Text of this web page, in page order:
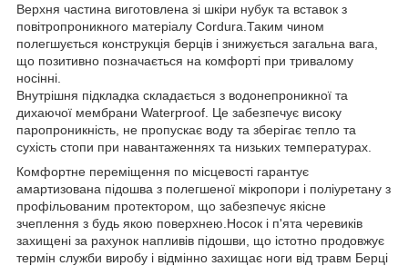
Верхня частина виготовлена зі шкіри нубук та вставок з
повітропроникного матеріалу Cordura.Таким чином
полегшується конструкція берців і знижується загальна вага,
що позитивно позначається на комфорті при тривалому
носінні.
Внутрішня підкладка складається з водонепроникної та
дихаючої мембрани Waterproof. Це забезпечує високу
паропроникність, не пропускає воду та зберігає тепло та
сухість стопи при навантаженнях та низьких температурах.
Комфортне переміщення по місцевості гарантує
амартизована підошва з полегшеної мікропори і поліуретану з
профільованим протектором, що забезпечує якісне
зчеплення з будь якою поверхнею.Носок і п'ята черевиків
захищені за рахунок напливів підошви, що істотно продовжує
термін служби виробу і відмінно захищає ноги від травм Берці